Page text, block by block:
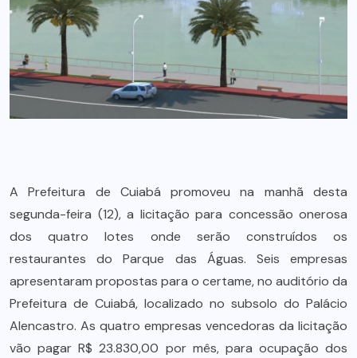
A Prefeitura de Cuiabá promoveu na manhã desta
segunda-feira (12), a licitação para concessão onerosa
dos quatro lotes onde serão construídos os
restaurantes do Parque das Águas. Seis empresas
apresentaram propostas para o certame, no auditório da
Prefeitura de Cuiabá, localizado no subsolo do Palácio
Alencastro. As quatro empresas vencedoras da licitação
vão pagar R$ 23.830,00 por mês, para ocupação dos